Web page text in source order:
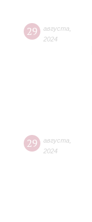
29 августа
2024
29 августа
2024